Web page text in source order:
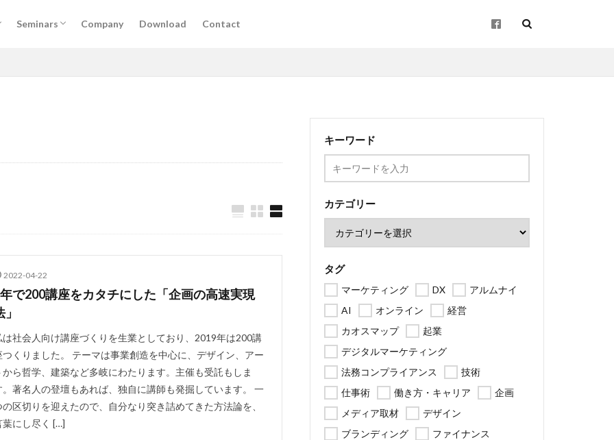
Seminars Company Download Contact
2022-04-22
で200講座をカタチにした「企画の高速実現
は社会人向け講座づくりを生業としており、2019年は200講
つくりました。 テーマは事業創造を中心に、デザイン、アー
から哲学、建築など多岐にわたります。主催も受託もしま
。著名人の登壇もあれば、独自に講師も発掘しています。 一
の区切りを迎えたので、自分なり突き詰めてきた方法論を、
葉にし尽く […]
キーワード
カテゴリー
タグ
マーケティング DX
アルムナイ
AI
オンライン
経営
カオスマップ
起業
デジタルマーケティング
法務コンプライアンス
技術
仕事術
働き方・キャリア
企画
メディア取材
デザイン
ブランディング
ファイナンス
起業
企画
地方創生
検索